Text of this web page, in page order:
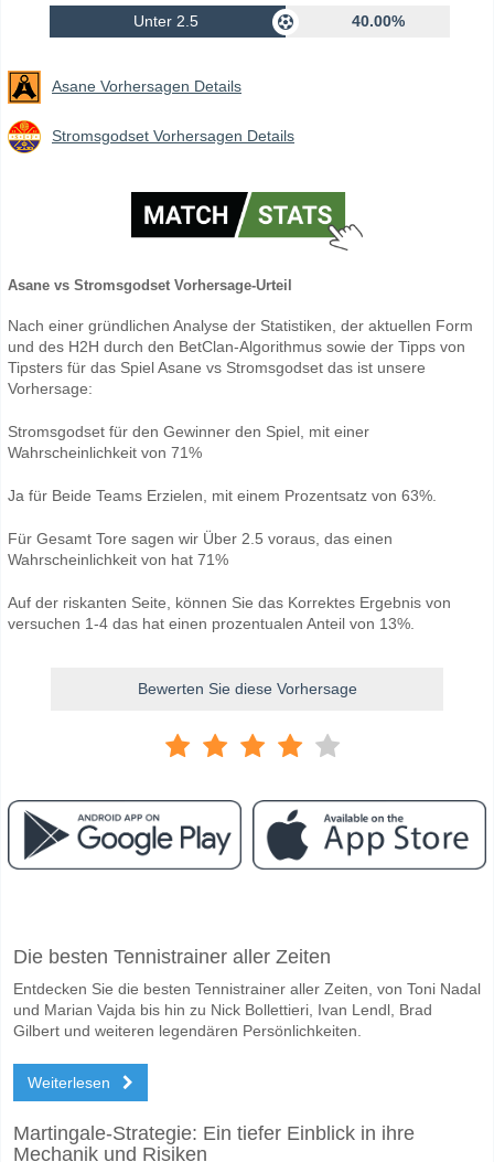
Unter 2.5 40.00%
Asane Vorhersagen Details
Stromsgodset Vorhersagen Details
Asane vs Stromsgodset Vorhersage-Urteil
Nach einer gründlichen Analyse der Statistiken, der aktuellen Form
und des H2H durch den BetClan-Algorithmus sowie der Tipps von
Tipsters für das Spiel Asane vs Stromsgodset das ist unsere
Vorhersage:
Stromsgodset für den Gewinner den Spiel, mit einer
Wahrscheinlichkeit von 71%
Ja für Beide Teams Erzielen, mit einem Prozentsatz von 63%.
Für Gesamt Tore sagen wir Über 2.5 voraus, das einen
Wahrscheinlichkeit von hat 71%
Auf der riskanten Seite, können Sie das Korrektes Ergebnis von
versuchen 1-4 das hat einen prozentualen Anteil von 13%.
Bewerten Sie diese Vorhersage
Das Spiel zwischen Asane v Stromsgodset 10 May 2026 16:00.
Wer ist das Lieblingsteam, zwischen dem zu
Stromsgodset für den Gewinner den Spiel, mit einer
Werden beide Teams im Spiel punkten Asane v
Ja für Beide Teams Erzielen, mit einem Prozentsatz von 63%.
Wofür ist die richtige Ergebnisprognose Asane v
Die besten Tennistrainer aller Zeiten
Entdecken Sie die besten Tennistrainer aller Zeiten, von Toni Nadal
und Marian Vajda bis hin zu Nick Bollettieri, Ivan Lendl, Brad
Gilbert und weiteren legendären Persönlichkeiten.
Weiterlesen
Martingale-Strategie: Ein tiefer Einblick in ihre
Mechanik und Risiken